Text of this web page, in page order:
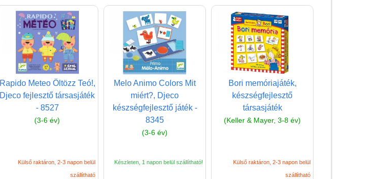
Rapido Meteo Öltözz Teó!,
Djeco fejlesztő társasjáték
- 8527
(3-6 év)
Külső raktáron, 2-3 napon belül
szállítható
Melo Animo Colors Mit
miért?, Djeco
készségfejlesztő játék -
8345
(3-6 év)
Készleten, 1 napon belül szállítható!
Bori memóriajáték,
készségfejlesztő
társasjáték
(Keller & Mayer, 3-8 év)
Külső raktáron, 2-3 napon belül
szállítható